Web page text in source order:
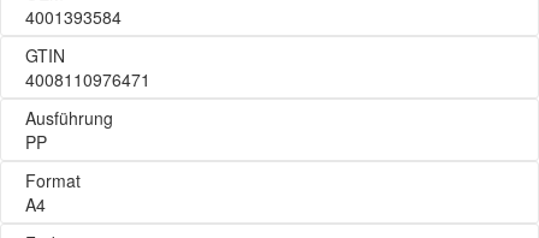
4001393584
GTIN
4008110976471
Ausführung
PP
Format
A4